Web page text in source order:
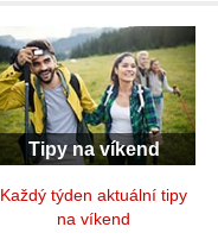
Tipy na víkend
Každý týden aktuální tipy
na víkend